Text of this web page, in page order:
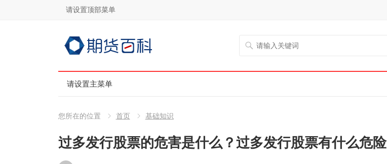
请设置顶部菜单
请设置主菜单
您所在的位置 首页 基础知识
过多发行股票的危害是什么？过多发行股票有什么危险